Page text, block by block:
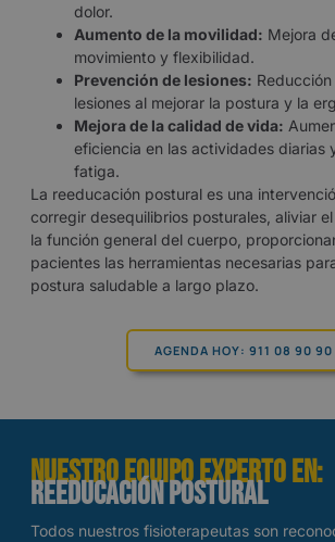
dolor.
Aumento de la movilidad: Mejora
movimiento y flexibilidad.
Prevención de lesiones:
lesiones al mejorar la postura y la
Mejora de la calidad de vida:
eficiencia en las actividades diarias
fatiga.
La reeducación postural es una
corregir desequilibrios posturales, aliviar
la función general del cuerpo,
pacientes las herramientas necesarias
postura saludable a largo plazo.
AGENDA HOY: 911 08 90 90
NUESTRO EQUIPO EXPERTO EN:
Reeducación Postural
Todos nuestros fisioterapeutas son